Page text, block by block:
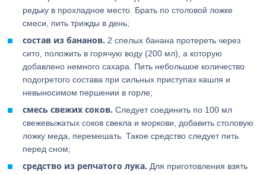
редьку в прохладное место. Брать по столовой ложке
смеси, пить трижды в день;
состав из бананов. 2 спелых банана протереть через
сито, положить в горячую воду (200 мл), а которую
добавлено немного сахара. Пить небольшое количество
подогретого состава при сильных приступах кашля и
невыносимом першении в горле;
смесь свежих соков. Следует соединить по 100 мл
свежевыжатых соков свекла и моркови, добавить столовую
ложку меда, перемешать. Такое средство следует пить
перед сном;
средство из репчатого лука. Для приготовления взять